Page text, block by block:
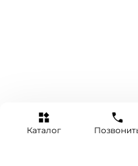
Каталог